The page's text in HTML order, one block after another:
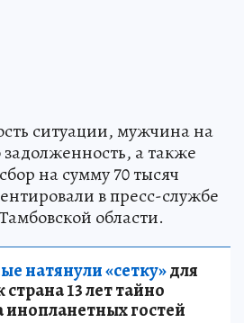
ситуации, мужчина на
а также
на сумму 70 тысяч
в пресс-службе
области.
натянули «сетку»для
13 лет тайно
инопланетных гостей